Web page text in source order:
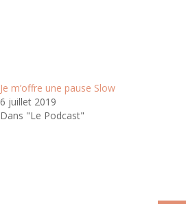
Je m’offre une pause Slow
6 juillet 2019
Dans "Le Podcast"